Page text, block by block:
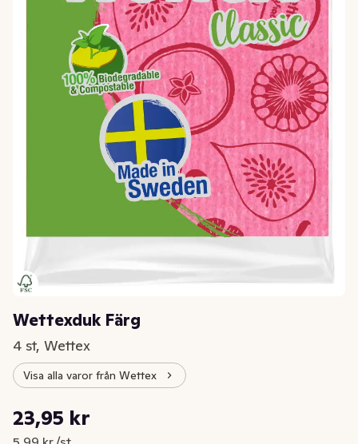
Wettexduk Färg
4 st, Wettex
Visa alla varor från Wettex
Nuvarande pris är: 23,95 kr
23,95 kr
Styckpris: 5,99 kr /st